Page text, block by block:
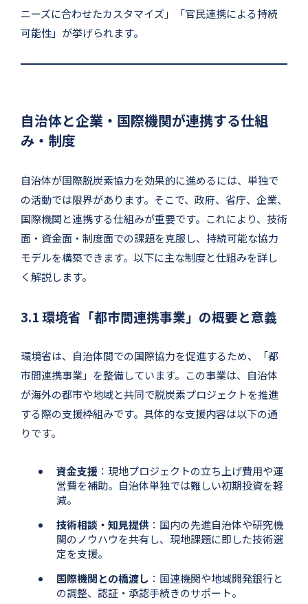
ニーズに合わせたカスタマイズ」「官民連携による持続
可能性」が挙げられます。
自治体と企業・国際機関が連携する仕組
み・制度
自治体が国際脱炭素協力を効果的に進めるには、単独で
の活動では限界があります。そこで、政府、省庁、企業、
国際機関と連携する仕組みが重要です。これにより、技術
面・資金面・制度面での課題を克服し、持続可能な協力
モデルを構築できます。以下に主な制度と仕組みを詳し
く解説します。
3.1 環境省「都市間連携事業」の概要と意義
環境省は、自治体間での国際協力を促進するため、「都
市間連携事業」を整備しています。この事業は、自治体
が海外の都市や地域と共同で脱炭素プロジェクトを推進
する際の支援枠組みです。具体的な支援内容は以下の通
りです。
資金支援 ：現地プロジェクトの立ち上げ費用や運
営費を補助。自治体単独では難しい初期投資を軽
減。
技術相談・知見提供 ：国内の先進自治体や研究機
関のノウハウを共有し、現地課題に即した技術選
定を支援。
国際機関との橋渡し ：国連機関や地域開発銀行と
の調整、認証・承認手続きのサポート。